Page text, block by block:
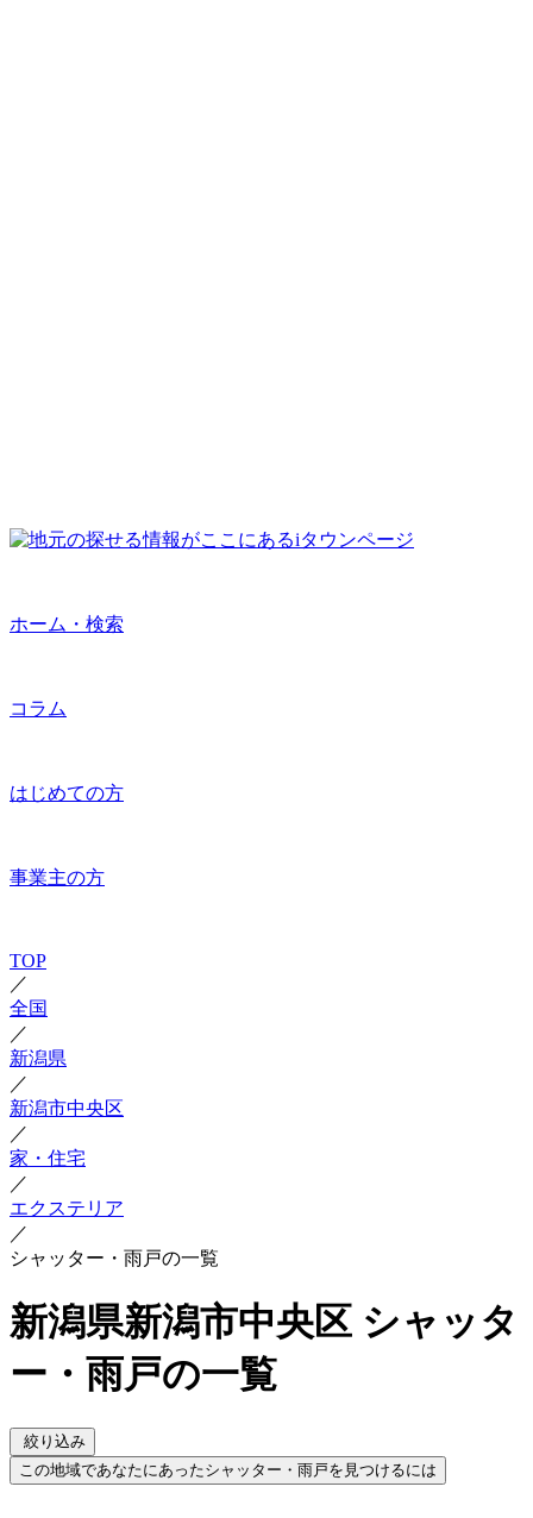
ホーム・検索
コラム
はじめての方
事業主の方
TOP
／
全国
／
新潟県
／
新潟市中央区
／
家・住宅
／
エクステリア
／
シャッター・雨戸の一覧
新潟県新潟市中央区 シャッタ
ー・雨戸の一覧
絞り込み
この地域であなたにあったシャッター・雨戸を見つけるには